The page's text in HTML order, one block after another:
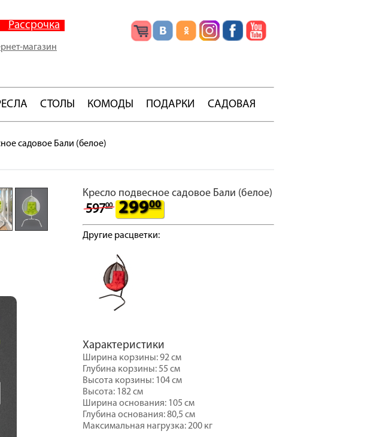
Рассрочка
магазин
СТОЛЫ КОМОДЫ ПОДАРКИ САДОВАЯ
садовое Бали (белое)
Кресло подвесное садовое Бали (белое)
59700 29900
Другие расцветки:
Характеристики
Ширина корзины: 92 см
Глубина корзины: 55 см
Высота корзины: 104 см
Высота: 182 см
Ширина основания: 105 см
Глубина основания: 80,5 см
Максимальная нагрузка: 200 кг